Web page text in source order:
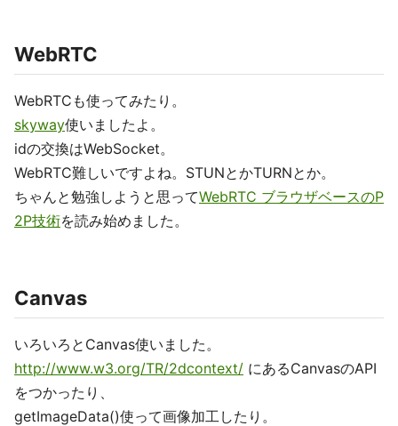
WebRTC
WebRTCも使ってみたり。
skyway使いましたよ。
idの交換はWebSocket。
WebRTC難しいですよね。STUNとかTURNとか。
ちゃんと勉強しようと思ってWebRTC ブラウザベースのP
2P技術を読み始めました。
Canvas
いろいろとCanvas使いました。
http://www.w3.org/TR/2dcontext/ にあるCanvasのAPI
をつかったり、
getImageData()使って画像加工したり。